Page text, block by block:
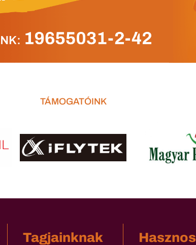
TÁMOGATÓINK
Tagjainknak Hasznos